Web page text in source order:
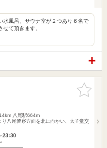
水風呂、サウナ室が２つあり６名で
て頂きます。
お気に入
りに追加
八尾駅664m
八尾警察方面を北に向かい、太子堂交
23:30